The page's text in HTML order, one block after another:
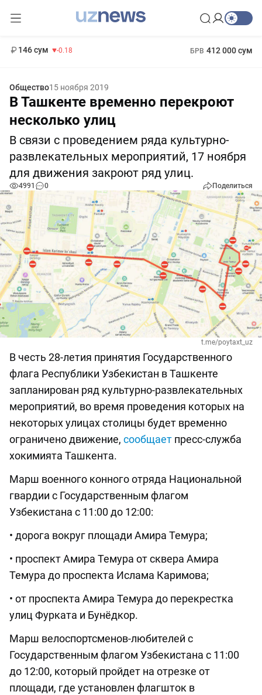
146 сум -0.18 БРВ 412 000 сум
Общество15 ноября 2019
В Ташкенте временно перекроют
несколько улиц
В связи с проведением ряда культурно-
развлекательных мероприятий, 17 ноября
для движения закроют ряд улиц.
4991 0 Поделиться
t.me/poytaxt_uz
В честь 28-летия принятия Государственного
флага Республики Узбекистан в Ташкенте
запланирован ряд культурно-развлекательных
мероприятий, во время проведения которых на
некоторых улицах столицы будет временно
ограничено движение, сообщает пресс-служба
хокимията Ташкента.
Марш военного конного отряда Национальной
гвардии с Государственным флагом
Узбекистана с 11:00 до 12:00:
• дорога вокруг площади Амира Темура;
• проспект Амира Темура от сквера Амира
Темура до проспекта Ислама Каримова;
• от проспекта Амира Темура до перекрестка
улиц Фурката и Бунёдкор.
Марш велоспортсменов-любителей с
Государственным флагом Узбекистана с 11:00
до 12:00, который пройдет на отрезке от
площади, где установлен флагшток в